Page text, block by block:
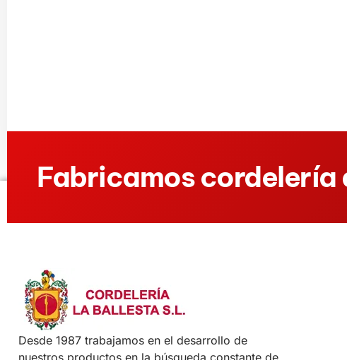
Fabricamos cordelería
Desde 1987 trabajamos en el desarrollo de
nuestros productos en la búsqueda constante de